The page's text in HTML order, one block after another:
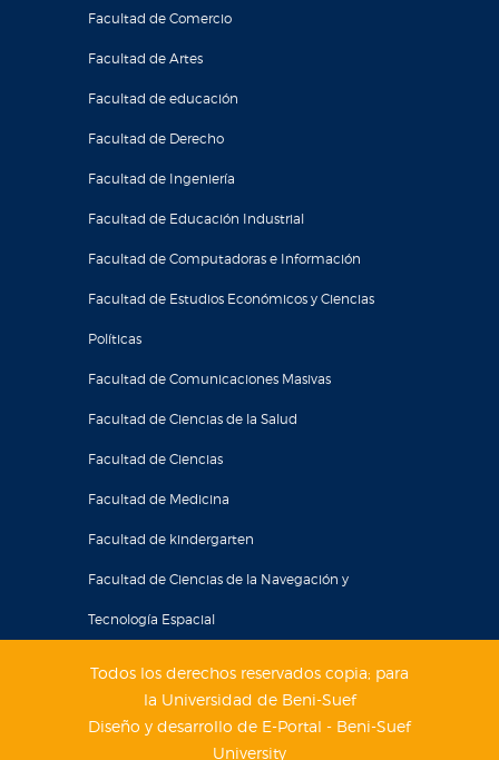
Facultad de Comercio
Facultad de Artes
Facultad de educación
Facultad de Derecho
Facultad de Ingeniería
Facultad de Educación Industrial
Facultad de Computadoras e Información
Facultad de Estudios Económicos y Ciencias
Políticas
Facultad de Comunicaciones Masivas
Facultad de Ciencias de la Salud
Facultad de Ciencias
Facultad de Medicina
Facultad de kindergarten
Facultad de Ciencias de la Navegación y
Tecnología Espacial
Todos los derechos reservados copia; para
la Universidad de Beni-Suef
Diseño y desarrollo de E-Portal - Beni-Suef
University